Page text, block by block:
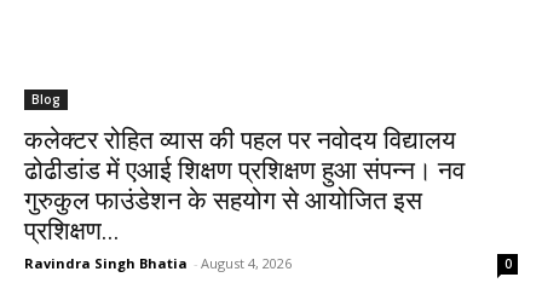
Blog
कलेक्टर रोहित व्यास की पहल पर नवोदय विद्यालय
ढोढीडांड में एआई शिक्षण प्रशिक्षण हुआ संपन्न। नव
गुरुकुल फाउंडेशन के सहयोग से आयोजित इस
प्रशिक्षण...
Ravindra Singh Bhatia - August 4, 2026 0